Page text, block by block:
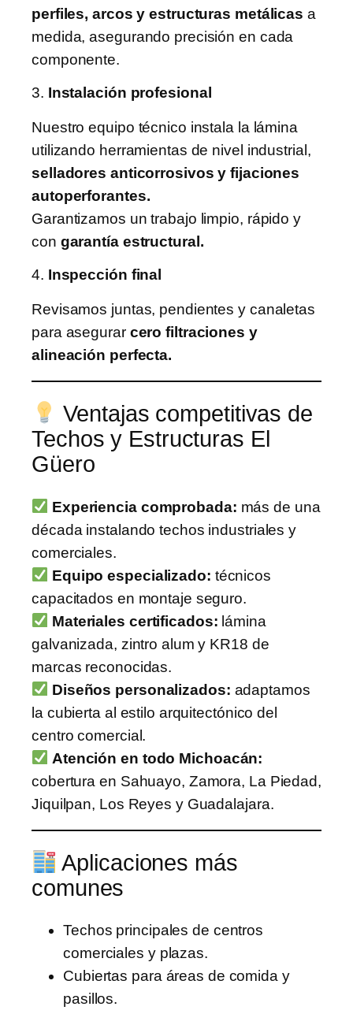
perfiles, arcos y estructuras metálicas a
medida, asegurando precisión en cada
componente.
3. Instalación profesional
Nuestro equipo técnico instala la lámina
utilizando herramientas de nivel industrial,
selladores anticorrosivos y fijaciones
autoperforantes.
Garantizamos un trabajo limpio, rápido y
con garantía estructural.
4. Inspección final
Revisamos juntas, pendientes y canaletas
para asegurar cero filtraciones y
alineación perfecta.
Ventajas competitivas de
Techos y Estructuras El
Güero
Experiencia comprobada: más de una
década instalando techos industriales y
comerciales.
Equipo especializado: técnicos
capacitados en montaje seguro.
Materiales certificados: lámina
galvanizada, zintro alum y KR18 de
marcas reconocidas.
Diseños personalizados: adaptamos
la cubierta al estilo arquitectónico del
centro comercial.
Atención en todo Michoacán:
cobertura en Sahuayo, Zamora, La Piedad,
Jiquilpan, Los Reyes y Guadalajara.
Aplicaciones más
comunes
Techos principales de centros
comerciales y plazas.
Cubiertas para áreas de comida y
pasillos.